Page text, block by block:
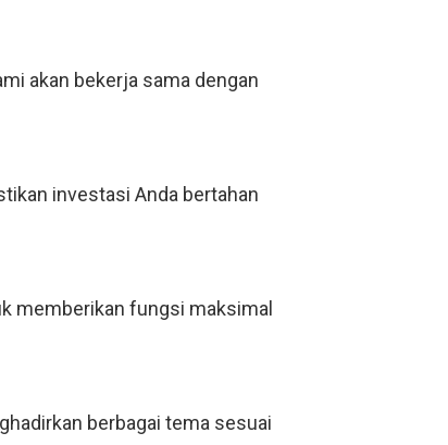
akan bekerja sama dengan
investasi Anda bertahan
memberikan fungsi maksimal
berbagai tema sesuai